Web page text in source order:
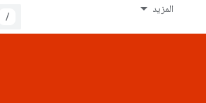
المزيد
/